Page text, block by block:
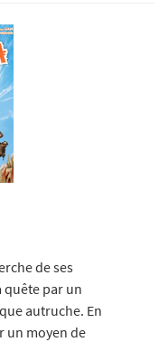
de ses
quête par un
autruche. En
un moyen de